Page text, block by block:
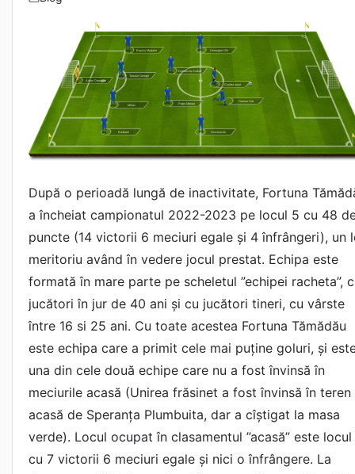
Banciu Madalin
Tanase George
Mihov
Barbatei
Dimancea Andrei
Popa Marian
Gheorghe Ghi
Costea ionut
Dumitrache
Anton Georgian
Gaman Adi
După o perioadă lungă de inactivitate, Fortuna
a încheiat campionatul 2022-2023 pe locul 5 cu 48
puncte (14 victorii 6 meciuri egale și 4 înfrângeri), un
meritoriu având în vedere jocul prestat. Echipa este
formată în mare parte pe scheletul ”echipei racheta”,
jucători în jur de 40 ani și cu jucători tineri, cu vârste
între 16 si 25 ani. Cu toate acestea Fortuna Tămădău
este echipa care a primit cele mai puține goluri, și
una din cele două echipe care nu a fost învinsă în
meciurile acasă (Unirea frăsinet a fost învinsă în teren
acasă de Speranța Plumbuita, dar a cîștigat la masa
verde). Locul ocupat în clasamentul ”acasă” este
cu 7 victorii 6 meciuri egale și nici o înfrângere. La